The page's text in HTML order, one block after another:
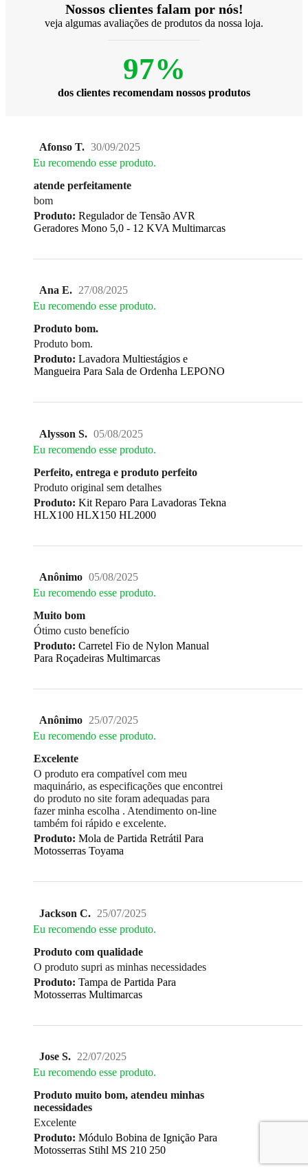
Nossos clientes falam por nós!
veja algumas avaliações de produtos da nossa loja.
97%
dos clientes recomendam nossos produtos
Afonso T. 30/09/2025
Eu recomendo esse produto.
atende perfeitamente
bom
Produto: Regulador de Tensão AVR
Geradores Mono 5,0 - 12 KVA Multimarcas
Ana E. 27/08/2025
Eu recomendo esse produto.
Produto bom.
Produto bom.
Produto: Lavadora Multiestágios e
Mangueira Para Sala de Ordenha LEPONO
Alysson S. 05/08/2025
Eu recomendo esse produto.
Perfeito, entrega e produto perfeito
Produto original sem detalhes
Produto: Kit Reparo Para Lavadoras Tekna
HLX100 HLX150 HL2000
Anônimo 05/08/2025
Eu recomendo esse produto.
Muito bom
Ótimo custo benefício
Produto: Carretel Fio de Nylon Manual
Para Roçadeiras Multimarcas
Anônimo 25/07/2025
Eu recomendo esse produto.
Excelente
O produto era compatível com meu
maquinário, as especificações que encontrei
do produto no site foram adequadas para
fazer minha escolha . Atendimento on-line
também foi rápido e excelente.
Produto: Mola de Partida Retrátil Para
Motosserras Toyama
Jackson C. 25/07/2025
Eu recomendo esse produto.
Produto com qualidade
O produto supri as minhas necessidades
Produto: Tampa de Partida Para
Motosserras Multimarcas
Jose S. 22/07/2025
Eu recomendo esse produto.
Produto muito bom, atendeu minhas
necessidades
Excelente
Produto: Módulo Bobina de Ignição Para
Motosserras Stihl MS 210 250